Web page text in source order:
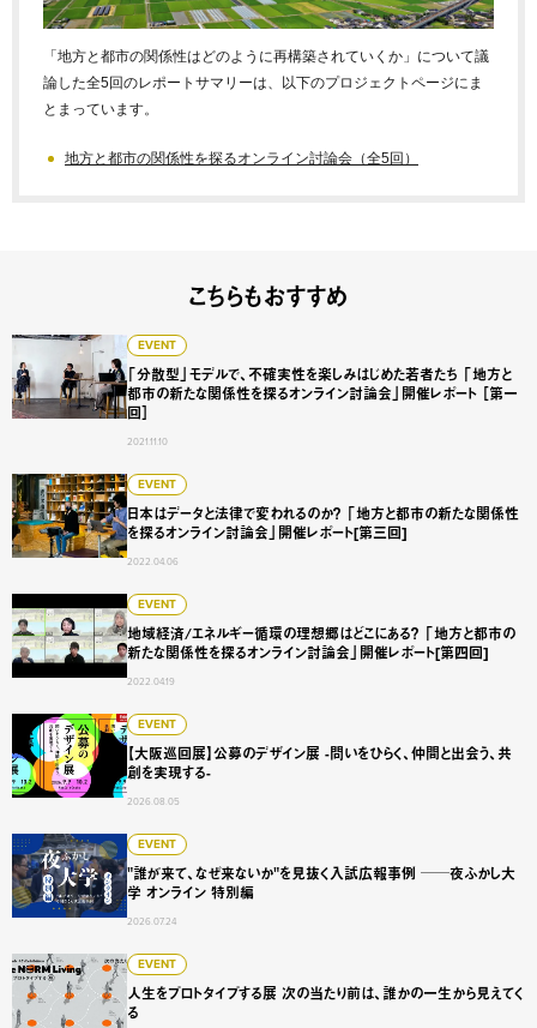
「地方と都市の関係性はどのように再構築されていくか」について議
論した全5回のレポートサマリーは、以下のプロジェクトページにま
とまっています。
地方と都市の関係性を探るオンライン討論会（全5回）
こちらもおすすめ
EVENT
「分散型」モデルで、不確実性を楽しみはじめた若者たち 「地方と
都市の新たな関係性を探るオンライン討論会」開催レポート ［第一
回］
2021.11.10
「分散型」モデルで、不確実性を楽しみはじめた若者たち
EVENT
日本はデータと法律で変われるのか？ 「地方と都市の新たな関係性
を探るオンライン討論会」開催レポート[第三回]
2022.04.06
日本はデータと法律で変われるのか？ 「地方と都市の新た
EVENT
地域経済/エネルギー循環の理想郷はどこにある？ 「地方と都市の
新たな関係性を探るオンライン討論会」開催レポート[第四回]
2022.04.19
地域経済/エネルギー循環の理想郷はどこにある？ 「地方と
EVENT
【大阪巡回展】公募のデザイン展 -問いをひらく、仲間と出会う、共
創を実現する-
2026.08.05
【大阪巡回展】公募のデザイン展 -問いをひらく、仲間と出
EVENT
"誰が来て、なぜ来ないか"を見抜く入試広報事例 ──夜ふかし大
学 オンライン 特別編
2026.07.24
"誰が来て、なぜ来ないか"を見抜く入試広報事例 ──夜ふか
EVENT
人生をプロトタイプする展 次の当たり前は、誰かの一生から見えてく
る
人生をプロトタイプする展 次の当たり前は、誰かの一生か